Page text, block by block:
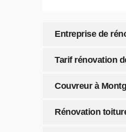
Entreprise de
Tarif rénovation
Couvreur à
Rénovation